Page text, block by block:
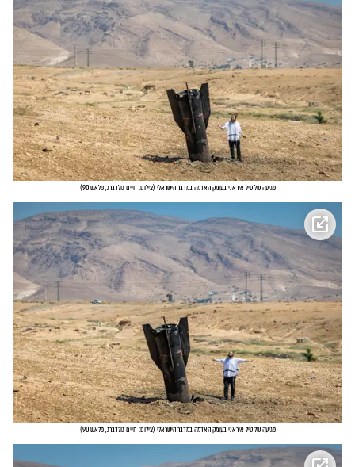
פגיעה של טיל איראני בעומק האדמה במדבר הישראלי (צילום: חיים גולדברג, פלאש 90 )
פגיעה של טיל איראני בעומק האדמה במדבר הישראלי (צילום: חיים גולדברג, פלאש 90 )